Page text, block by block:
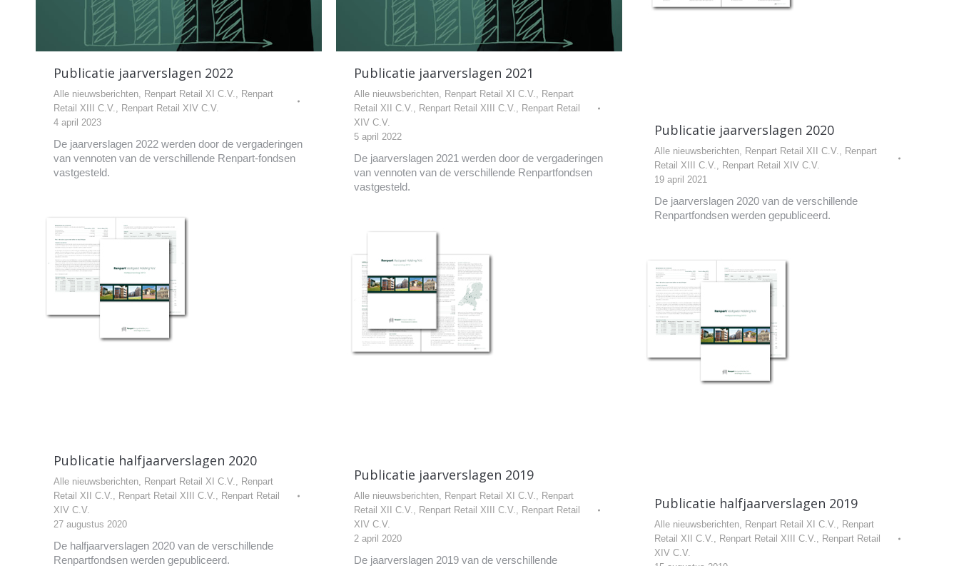
Publicatie jaarverslagen 2022
Alle nieuwsberichten, Renpart Retail XI C.V., Renpart
Retail XIII C.V., Renpart Retail XIV C.V.
4 april 2023
De jaarverslagen 2022 werden door de vergaderingen
van vennoten van de verschillende Renpart-fondsen
vastgesteld.
Publicatie jaarverslagen 2021
Alle nieuwsberichten, Renpart Retail XI C.V., Renpart
Retail XII C.V., Renpart Retail XIII C.V., Renpart Retail
XIV C.V.
5 april 2022
De jaarverslagen 2021 werden door de vergaderingen
van vennoten van de verschillende Renpartfondsen
vastgesteld.
Publicatie jaarverslagen 2020
Alle nieuwsberichten, Renpart Retail XII C.V., Renpart
Retail XIII C.V., Renpart Retail XIV C.V.
19 april 2021
De jaarverslagen 2020 van de verschillende
Renpartfondsen werden gepubliceerd.
Publicatie halfjaarverslagen 2020
Alle nieuwsberichten, Renpart Retail XI C.V., Renpart
Retail XII C.V., Renpart Retail XIII C.V., Renpart Retail
XIV C.V.
27 augustus 2020
De halfjaarverslagen 2020 van de verschillende
Renpartfondsen werden gepubliceerd.
Publicatie jaarverslagen 2019
Alle nieuwsberichten, Renpart Retail XI C.V., Renpart
Retail XII C.V., Renpart Retail XIII C.V., Renpart Retail
XIV C.V.
2 april 2020
De jaarverslagen 2019 van de verschillende
Publicatie halfjaarverslagen 2019
Alle nieuwsberichten, Renpart Retail XI C.V., Renpart
Retail XII C.V., Renpart Retail XIII C.V., Renpart Retail
XIV C.V.